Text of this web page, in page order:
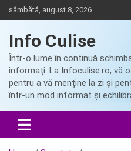
Skip
to
sâmbătă, august 8, 2026
Info Culise
Într-o lume în continuă
informați. La Infoculise.ro, vă
pentru a vă menține la zi și
într-un mod informat și